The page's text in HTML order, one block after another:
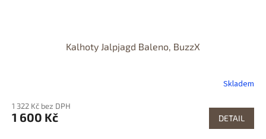
Kalhoty Jalpjagd Baleno, BuzzX
Skladem
1 322 Kč bez DPH
1 600 Kč DETAIL